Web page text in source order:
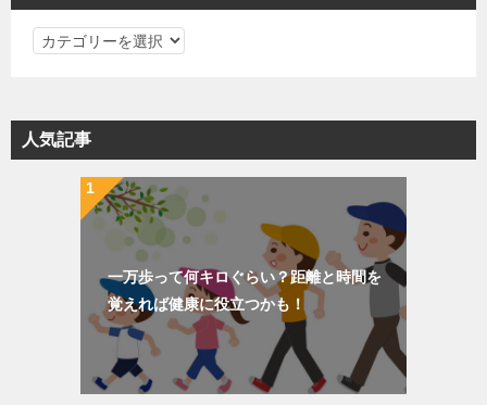
カ
リ
ー
人気記事
一万歩って何キロぐらい？距離と時間を
覚えれば健康に役立つかも！